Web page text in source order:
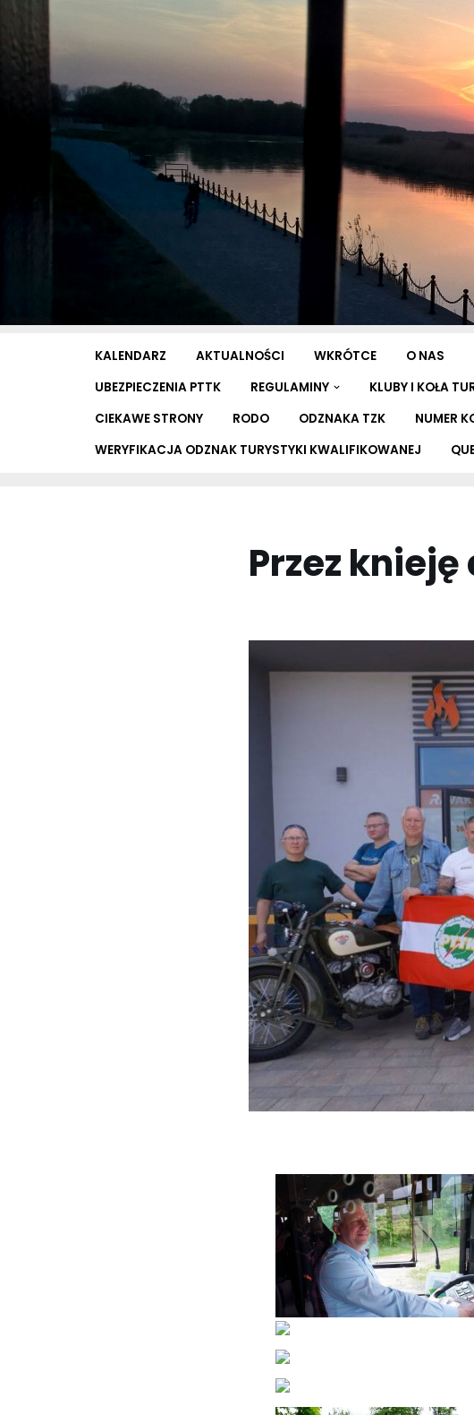
Przejdź
do
KALENDARZ AKTUALNOŚCI WKRÓTCE O NAS
UBEZPIECZENIA PTTK
REGULAMINY KLUBY I KOŁA
CIEKAWE STRONY
RODO ODZNAKA TZK NUMER
WERYFIKACJA ODZNAK TURYSTYKI KWALIFIKOWANEJ
Przez